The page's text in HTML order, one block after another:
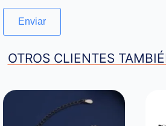
OTROS CLIENTES